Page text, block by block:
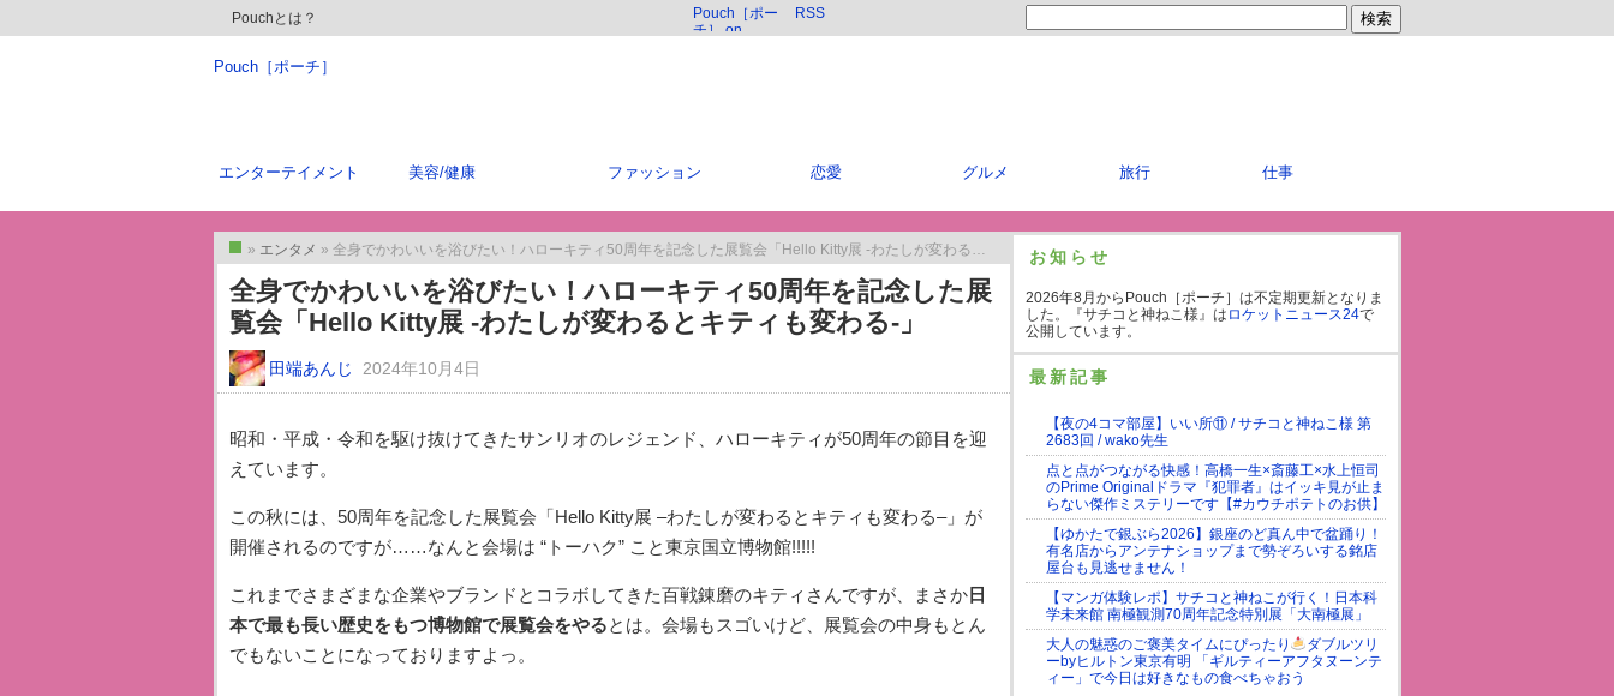
Pouchとは？
Pouch［ポー
チ］ on
RSS
Pouch［ポーチ］
エンターテイメント 美容/健康 ファッション 恋愛 グルメ 旅行 仕事
トップ
» エンタメ » 全身でかわいいを浴びたい！ハローキティ50周年を記念した展覧会「Hello Kitty展 -わたしが変わるとキティも変わる-」
全身でかわいいを浴びたい！ハローキティ50周年を記念した展
覧会「Hello Kitty展 -わたしが変わるとキティも変わる-」
田端あんじ 2024年10月4日
昭和・平成・令和を駆け抜けてきたサンリオのレジェンド、ハローキティが50周年の節目を迎
えています。
この秋には、50周年を記念した展覧会「Hello Kitty展 –わたしが変わるとキティも変わる–」が
開催されるのですが……なんと会場は “トーハク” こと東京国立博物館!!!!!
これまでさまざまな企業やブランドとコラボしてきた百戦錬磨のキティさんですが、まさか日
本で最も長い歴史をもつ博物館で展覧会をやるとは。会場もスゴいけど、展覧会の中身もとん
でもないことになっておりますよっ。
お知らせ
2026年8月からPouch［ポーチ］は不定期更新となりま
した。『サチコと神ねこ様』は ロケットニュース24で
公開しています。
最新記事
【夜の4コマ部屋】いい所⑪ / サチコと神ねこ様 第
2683回 / wako先生
点と点がつながる快感！高橋一生×斎藤工×水上恒司
のPrime Originalドラマ『犯罪者』はイッキ見が止ま
らない傑作ミステリーです【#カウチポテトのお供】
【ゆかたで銀ぶら2026】銀座のど真ん中で盆踊り！
有名店からアンテナショップまで勢ぞろいする銘店
屋台も見逃せません！
【マンガ体験レポ】サチコと神ねこが行く！日本科
学未来館 南極観測70周年記念特別展「大南極展」
大人の魅惑のご褒美タイムにぴったり
ダブルツリ
ーbyヒルトン東京有明 「ギルティーアフタヌーンテ
ィー」で今日は好きなもの食べちゃおう